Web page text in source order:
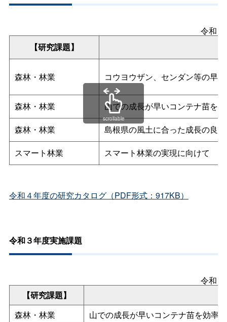
令和
【研究課題】
森林・林業 コウヨウザン、センダン等の早
森林・林業
山での成長が早いコンテナ苗を
森林・林業
島根県の風土に合った成長の良
スマート林業
スマート林業の実現に向けて
scrollable
令和４年度の研究カタログ（PDF形式：917KB）
令和３年度実施課題
令和
【研究課題】
森林・林業
山での成長が早いコンテナ苗を効率